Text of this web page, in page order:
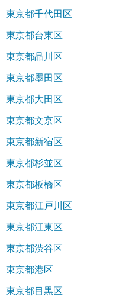
東京都千代田区
東京都台東区
東京都品川区
東京都墨田区
東京都大田区
東京都文京区
東京都新宿区
東京都杉並区
東京都板橋区
東京都江戸川区
東京都江東区
東京都渋谷区
東京都港区
東京都目黒区